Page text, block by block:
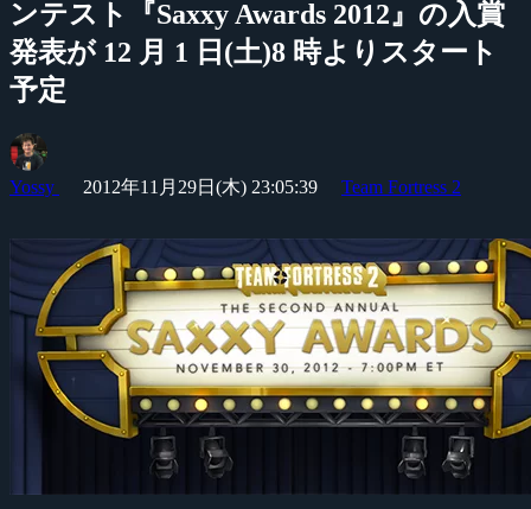
ンテスト『Saxxy Awards 2012』の入賞
発表が 12 月 1 日(土)8 時よりスタート
予定
Yossy 2012年11月29日(木) 23:05:39 Team Fortress 2